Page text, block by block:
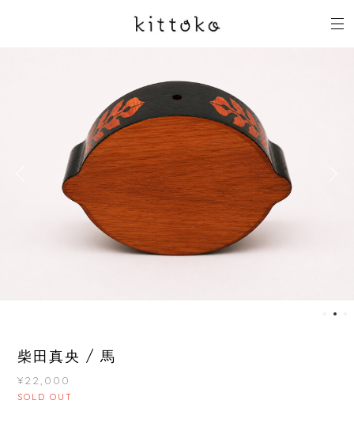
柴田真央 / 馬
¥22,000
SOLD OUT